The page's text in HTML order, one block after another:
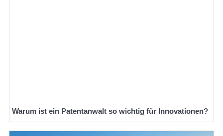
Warum ist ein Patentanwalt so wichtig für Innovationen?